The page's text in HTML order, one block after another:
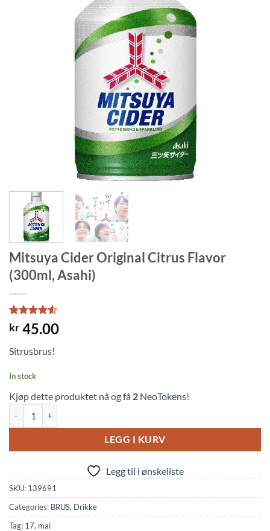
Mitsuya Cider Original Citrus Flavor
(300ml, Asahi)
Rated4.5
out of 5
2
customer
kr 45.00
Sitrusbrus!
In stock
Kjøp dette produktet nå og få 2 NeoTokens!
LEGG I KURV
Legg til i ønskeliste
SKU: 139691
Categories: BRUS, Drikke
Tag: 17. mai